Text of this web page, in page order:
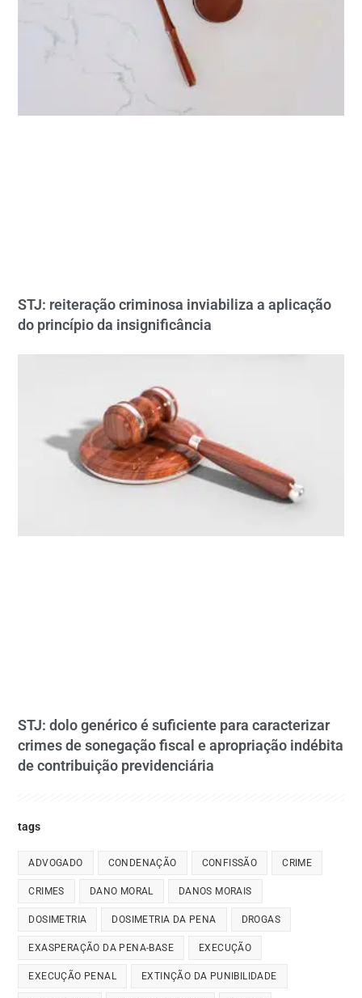
STJ: reiteração criminosa inviabiliza a aplicação
do princípio da insignificância
STJ: dolo genérico é suficiente para caracterizar
crimes de sonegação fiscal e apropriação indébita
de contribuição previdenciária
tags
ADVOGADO CONDENAÇÃO CONFISSÃO CRIME
CRIMES DANO MORAL DANOS MORAIS
DOSIMETRIA DOSIMETRIA DA PENA DROGAS
EXASPERAÇÃO DA PENA-BASE EXECUÇÃO
EXECUÇÃO PENAL EXTINÇÃO DA PUNIBILIDADE